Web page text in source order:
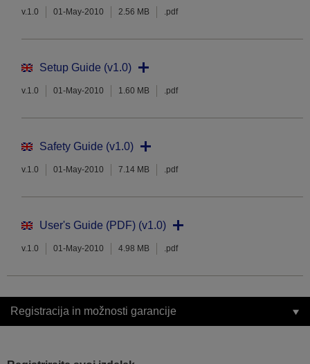
v.1.0 01-May-2010 2.56 MB .pdf
Setup Guide (v1.0)
v.1.0 01-May-2010 1.60 MB .pdf
Safety Guide (v1.0)
v.1.0 01-May-2010 7.14 MB .pdf
User's Guide (PDF) (v1.0)
v.1.0 01-May-2010 4.98 MB .pdf
Registracija in možnosti garancije